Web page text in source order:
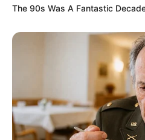
The 90s Was A Fantastic